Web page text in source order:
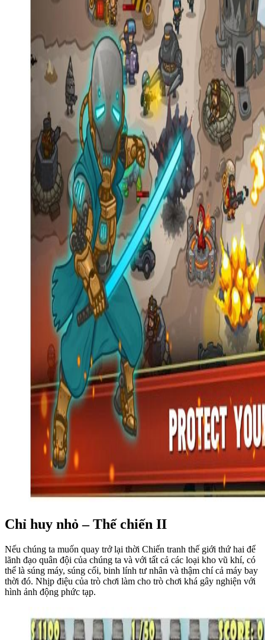
Chỉ huy nhỏ – Thế chiến II
Nếu chúng ta muốn quay trở lại thời Chiến tranh thế giới thứ hai để
lãnh đạo quân đội của chúng ta và với tất cả các loại kho vũ khí, có
thể là súng máy, súng cối, binh lính tư nhân và thậm chí cả máy bay
thời đó. Nhịp điệu của trò chơi làm cho trò chơi khá gây nghiện với
hình ảnh động phức tạp.